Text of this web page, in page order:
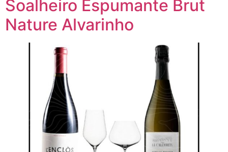
Soalheiro Espumante Brut
Nature Alvarinho